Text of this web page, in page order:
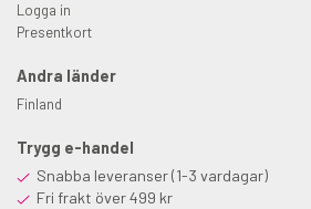
Logga in
Presentkort
Andra länder
Finland
Trygg e-handel
Snabba leveranser (1-3 vardagar)
Fri frakt över 499 kr